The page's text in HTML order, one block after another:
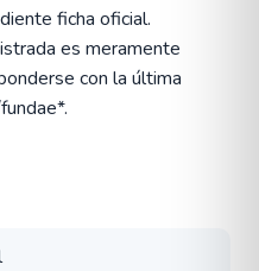
ficha oficial.
es meramente
con la última